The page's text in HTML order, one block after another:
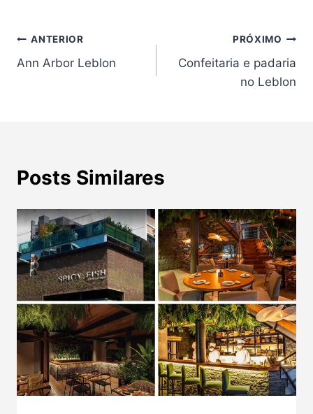
Navegação
de
ANTERIOR
Ann Arbor Leblon
PRÓXIMO
Confeitaria e padaria
no Leblon
Posts Similares